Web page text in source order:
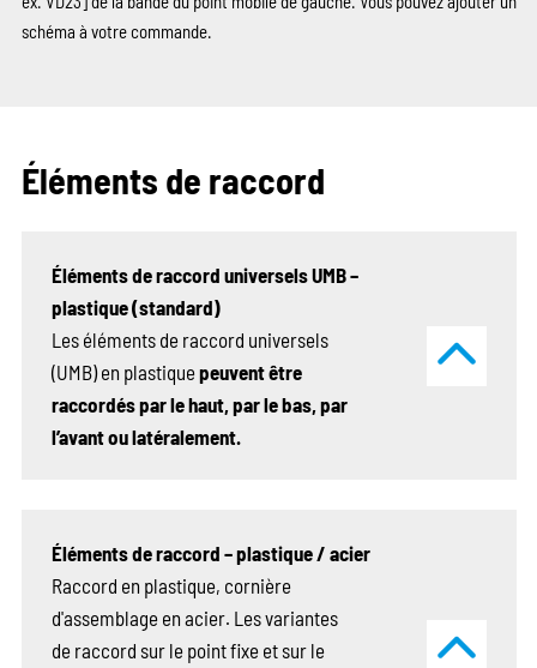
schéma à votre commande.
Éléments de raccord
Éléments de raccord universels UMB –
plastique (standard)
Les éléments de raccord universels
(UMB) en plastiquepeuvent être
raccordés par le haut, par le bas, par
l’avant ou latéralement.
Éléments de raccord – plastique / acier
Raccord en plastique, cornière
d'assemblage en acier. Les variantes
de raccord sur le point fixe et sur le